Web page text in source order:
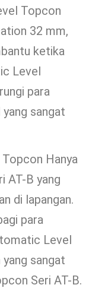
Topcon
32 mm,
ketika
Level
para
sangat
Hanya
AT-B yang
di lapangan.
para
Level
sangat
Seri AT-B.